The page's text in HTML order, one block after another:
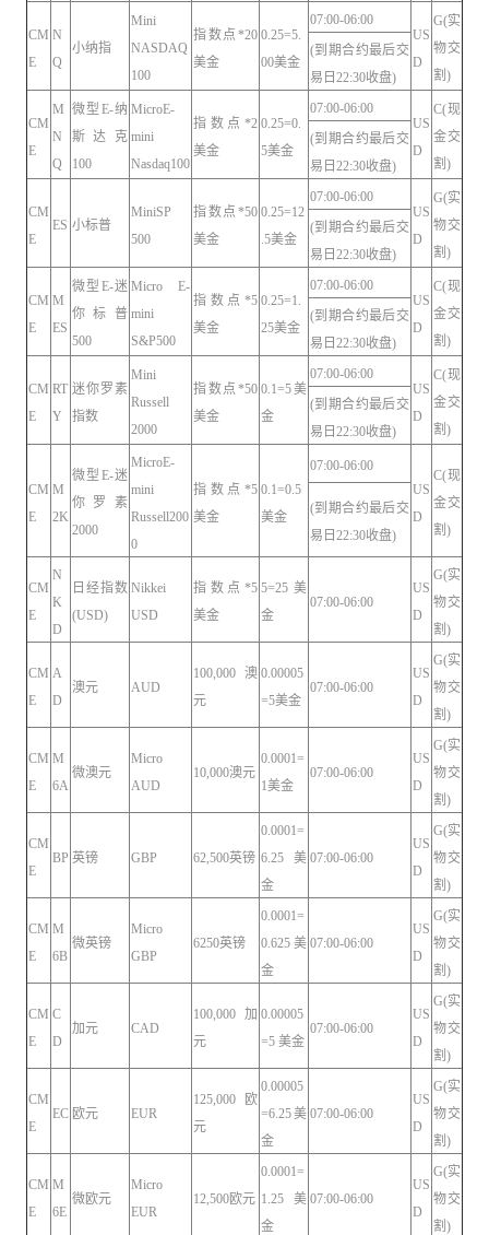
CM
E
N
Q
小纳指
Mini
NASDAQ
100
指数点*20
美金
0.25=5.
00美金
07:00-06:00
US
D
G(实
物交
割)
(到期合约最后交
易日22:30收盘)
CM
E
M
N
Q
微型E-纳
斯达克
100
MicroE-
mini
Nasdaq100
指数点*2
美金
0.25=0.
5美金
07:00-06:00
US
D
C(现
金交
割)
(到期合约最后交
易日22:30收盘)
CM
E
ES 小标普
MiniSP
500
指数点*50
美金
0.25=12
.5美金
07:00-06:00
US
D
G(实
物交
割)
(到期合约最后交
易日22:30收盘)
CM
E
M
ES
微型E-迷
你标普
500
Micro E-
mini
S&P500
指数点*5
美金
0.25=1.
25美金
07:00-06:00
US
D
C(现
金交
割)
(到期合约最后交
易日22:30收盘)
CM
E
RT
Y
迷你罗素
指数
Mini
Russell
2000
指数点*50
美金
0.1=5美
金
07:00-06:00
US
D
C(现
金交
割)
(到期合约最后交
易日22:30收盘)
CM
E
M
2K
微型E-迷
你罗素
2000
MicroE-
mini
Russell200
0
指数点*5
美金
0.1=0.5
美金
07:00-06:00
US
D
C(现
金交
割)
(到期合约最后交
易日22:30收盘)
CM
E
N
K
D
日经指数
(USD)
Nikkei
USD
指数点*5
美金
5=25美
金
07:00-06:00
US
D
G(实
物交
割)
CM
E
A
D
澳元 AUD
100,000 澳
元
0.00005
=5美金
07:00-06:00
US
D
G(实
物交
割)
CM
E
M
6A
微澳元
Micro
AUD
10,000澳元
0.0001=
1美金
07:00-06:00
US
D
G(实
物交
割)
CM
E
BP 英镑 GBP 62,500英镑
0.0001=
6.25美
金
07:00-06:00
US
D
G(实
物交
割)
CM
E
M
6B
微英镑
Micro
GBP
6250英镑
0.0001=
0.625美
金
07:00-06:00
US
D
G(实
物交
割)
CM
E
C
D
加元 CAD
100,000加
元
0.00005
=5 美金
07:00-06:00
US
D
G(实
物交
割)
CM
E
EC 欧元 EUR
125,000 欧
元
0.00005
=6.25美
金
07:00-06:00
US
D
G(实
物交
割)
CM
E
M
6E
微欧元
Micro
EUR
12,500欧元
0.0001=
1.25美
金
07:00-06:00
US
D
G(实
物交
割)